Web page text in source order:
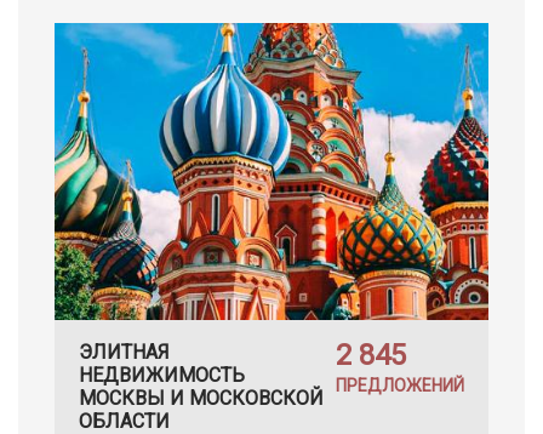
ЭЛИТНАЯ
НЕДВИЖИМОСТЬ
МОСКВЫ И МОСКОВСКОЙ
ОБЛАСТИ
2 845
ПРЕДЛОЖЕНИЙ